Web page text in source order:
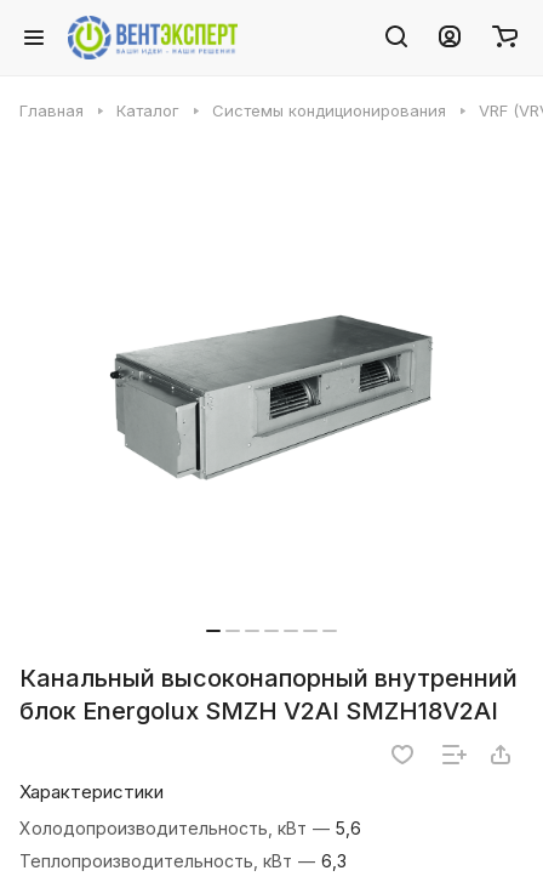
Главная Каталог Системы кондиционирования VRF
Канальный высоконапорный внутренний
блок Energolux SMZH V2AI SMZH18V2AI
Характеристики
Холодопроизводительность, кВт — 5,6
Теплопроизводительность, кВт — 6,3